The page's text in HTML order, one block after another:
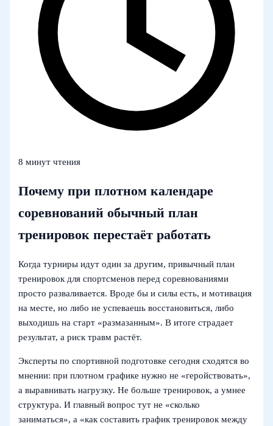
8 минут чтения
Почему при плотном календаре
соревнований обычный план
тренировок перестаёт работать
Когда турниры идут один за другим, привычный план
тренировок для спортсменов перед соревнованиями
просто разваливается. Вроде бы и силы есть, и мотивация
на месте, но либо не успеваешь восстановиться, либо
выходишь на старт «размазанным». В итоге страдает
результат, а риск травм растёт.
Эксперты по спортивной подготовке сегодня сходятся во
мнении: при плотном графике нужно не «геройствовать»,
а выравнивать нагрузку. Не больше тренировок, а умнее
структура. И главный вопрос тут не «сколько
заниматься», а «как составить график тренировок между